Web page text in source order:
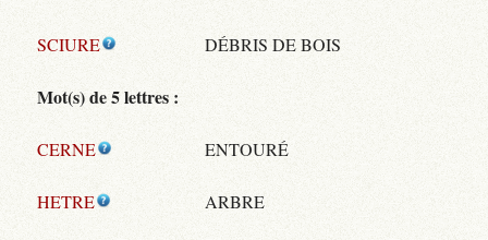
SCIURE DÉBRIS DE BOIS
Mot(s) de 5 lettres :
CERNE ENTOURÉ
HETRE ARBRE